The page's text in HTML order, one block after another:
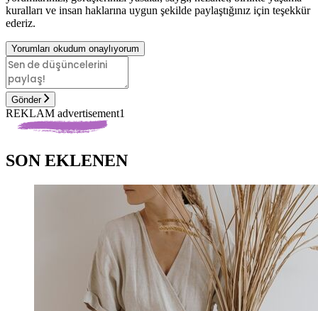
kuralları ve insan haklarına uygun şekilde paylaştığınız için teşekkür
ederiz.
Yorumları okudum onaylıyorum
Gönder
REKLAM advertisement1
SON EKLENEN